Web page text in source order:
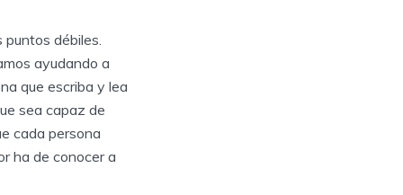
débiles.
ayudando a
que escriba y lea
sea capaz de
cada persona
ha de conocer a